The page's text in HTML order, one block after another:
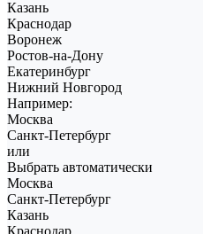
Казань
Краснодар
Воронеж
Ростов-на-Дону
Екатеринбург
Нижний Новгород
Например:
Москва
Санкт-Петербург
или
Выбрать автоматически
Москва
Санкт-Петербург
Казань
Краснодар